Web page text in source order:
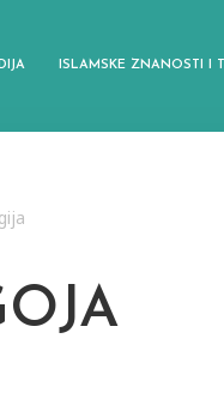
ISLAMSKE ZNANOSTI I